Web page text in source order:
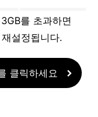
를 초과하면
설정됩니다.
클릭하세요